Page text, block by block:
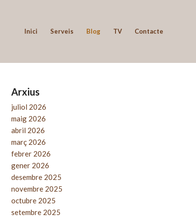
Inici Serveis Blog TV Contacte
Arxius
juliol 2026
maig 2026
abril 2026
març 2026
febrer 2026
gener 2026
desembre 2025
novembre 2025
octubre 2025
setembre 2025